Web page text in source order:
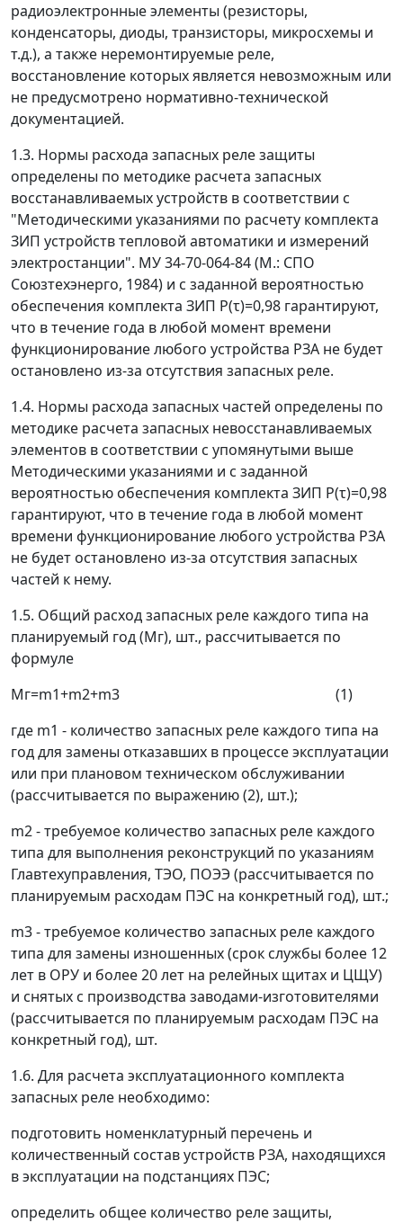
радиоэлектронные элементы (резисторы,
конденсаторы, диоды, транзисторы, микросхемы и
т.д.), а также неремонтируемые реле,
восстановление которых является невозможным или
не предусмотрено нормативно-технической
документацией.
1.3. Нормы расхода запасных реле защиты
определены по методике расчета запасных
восстанавливаемых устройств в соответствии с
"Методическими указаниями по расчету комплекта
ЗИП устройств тепловой автоматики и измерений
электростанции". МУ 34-70-064-84 (М.: СПО
Союзтехэнерго, 1984) и с заданной вероятностью
обеспечения комплекта ЗИП Р(τ)=0,98 гарантируют,
что в течение года в любой момент времени
функционирование любого устройства РЗА не будет
остановлено из-за отсутствия запасных реле.
1.4. Нормы расхода запасных частей определены по
методике расчета запасных невосстанавливаемых
элементов в соответствии с упомянутыми выше
Методическими указаниями и с заданной
вероятностью обеспечения комплекта ЗИП Р(τ)=0,98
гарантируют, что в течение года в любой момент
времени функционирование любого устройства РЗА
не будет остановлено из-за отсутствия запасных
частей к нему.
1.5. Общий расход запасных реле каждого типа на
планируемый год (Мг), шт., рассчитывается по
формуле
Мг=m1+m2+m3 (1)
где m1 - количество запасных реле каждого типа на
год для замены отказавших в процессе эксплуатации
или при плановом техническом обслуживании
(рассчитывается по выражению (2), шт.);
m2 - требуемое количество запасных реле каждого
типа для выполнения реконструкций по указаниям
Главтехуправления, ТЭО, ПОЭЭ (рассчитывается по
планируемым расходам ПЭС на конкретный год), шт.;
m3 - требуемое количество запасных реле каждого
типа для замены изношенных (срок службы более 12
лет в ОРУ и более 20 лет на релейных щитах и ЦЩУ)
и снятых с производства заводами-изготовителями
(рассчитывается по планируемым расходам ПЭС на
конкретный год), шт.
1.6. Для расчета эксплуатационного комплекта
запасных реле необходимо:
подготовить номенклатурный перечень и
количественный состав устройств РЗA, находящихся
в эксплуатации на подстанциях ПЭС;
определить общее количество реле защиты,